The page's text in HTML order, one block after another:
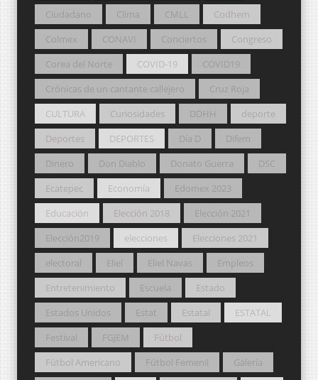
Ciudadano
Clima CMLL
Codhem
Colmex
CONAVI Conciertos
Congreso
Corea del Norte
COVID-19
COVID19
Crónicas de un cantante callejero
Cruz Roja
CULTURA
Curiosidades DDHH
deporte
Deportes
DEPORTES Día D
Difem
Dinero
Don Diablo Donato Guerra
DSC
Ecatepec
Economía
Edomex 2023
Educación
Elección 2018
Elección 2021
Elección2019
elecciones
Elecciones 2021
electoral
Eliel Eliel Navas
Empleos
Entretenimiento
Escuela
Estado
Estados Unidos
Estat Estatal
ESTATAL
Festival
FGJEM
Fútbol
Fútbol Americano
Fútbol Femenil
Galería